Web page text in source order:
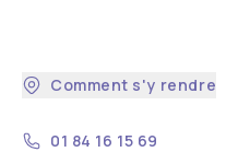
Comment s'y rendre
01 84 16 15 69